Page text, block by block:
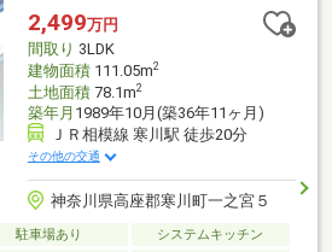
理■ ご希望の住まい探しをお手伝いし
詳細・ご相談はお気軽にお問い合わ
2,499万円
間取り 3LDK
建物面積111.05m2
土地面積78.1m2
築年月 1989年10月(築36年11ヶ月)
ＪＲ相模線 寒川駅 徒歩20分
その他の交通
神奈川県高座郡寒川町一之宮５
駐車場あり システムキッチン